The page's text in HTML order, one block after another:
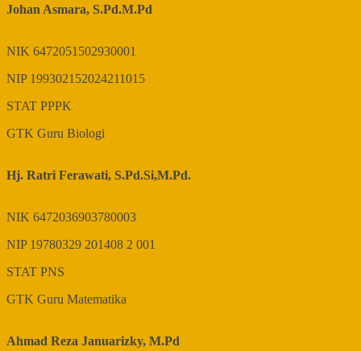
Johan Asmara, S.Pd.M.Pd
NIK 6472051502930001
NIP 199302152024211015
STAT PPPK
GTK Guru Biologi
Hj. Ratri Ferawati, S.Pd.Si,M.Pd.
NIK 6472036903780003
NIP 19780329 201408 2 001
STAT PNS
GTK Guru Matematika
Ahmad Reza Januarizky, M.Pd